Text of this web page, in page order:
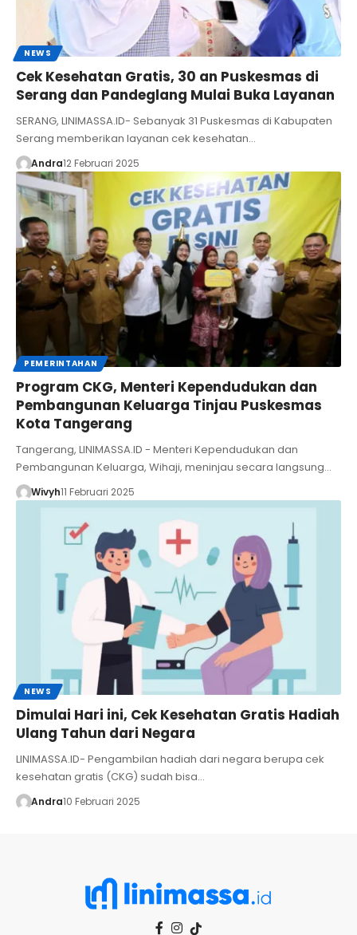
NEWS
Cek Kesehatan Gratis, 30 an Puskesmas di
Serang dan Pandeglang Mulai Buka Layanan
SERANG, LINIMASSA.ID- Sebanyak 31 Puskesmas di Kabupaten
Serang memberikan layanan cek kesehatan…
Andra12 Februari 2025
PEMERINTAHAN
Program CKG, Menteri Kependudukan dan
Pembangunan Keluarga Tinjau Puskesmas
Kota Tangerang
Tangerang, LINIMASSA.ID - Menteri Kependudukan dan
Pembangunan Keluarga, Wihaji, meninjau secara langsung…
Wivyh11 Februari 2025
NEWS
Dimulai Hari ini, Cek Kesehatan Gratis Hadiah
Ulang Tahun dari Negara
LINIMASSA.ID- Pengambilan hadiah dari negara berupa cek
kesehatan gratis (CKG) sudah bisa…
Andra10 Februari 2025